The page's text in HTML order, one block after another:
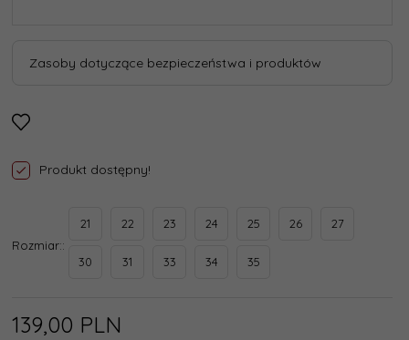
Zasoby dotyczące bezpieczeństwa i produktów
Produkt dostępny!
Rozmiar::
21 22 23 24 25 26 27
30 31 33 34 35
139,00 PLN